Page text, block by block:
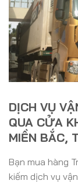
DỊCH VỤ
QUA CỬA
MIỀN BẮC,
Bạn mua hàng
kiếm dịch vụ